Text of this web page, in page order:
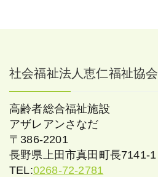
社会福祉法人恵仁福祉協会
高齢者総合福祉施設
アザレアンさなだ
〒386-2201
長野県上田市真田町長7141-1
TEL:0268-72-2781